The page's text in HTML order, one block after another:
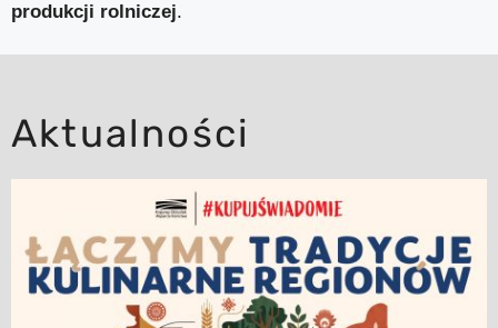
produkcji rolniczej.
Aktualności